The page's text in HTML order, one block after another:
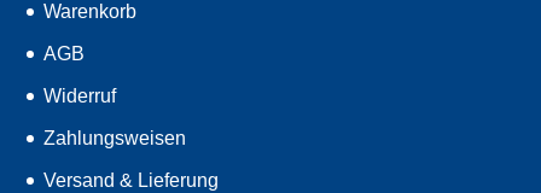
Warenkorb
AGB
Widerruf
Zahlungsweisen
Versand & Lieferung